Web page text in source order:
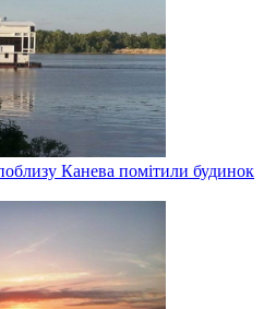
Канева помітили будинок